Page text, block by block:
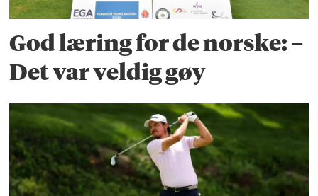
God læring for de norske: –
Det var veldig gøy